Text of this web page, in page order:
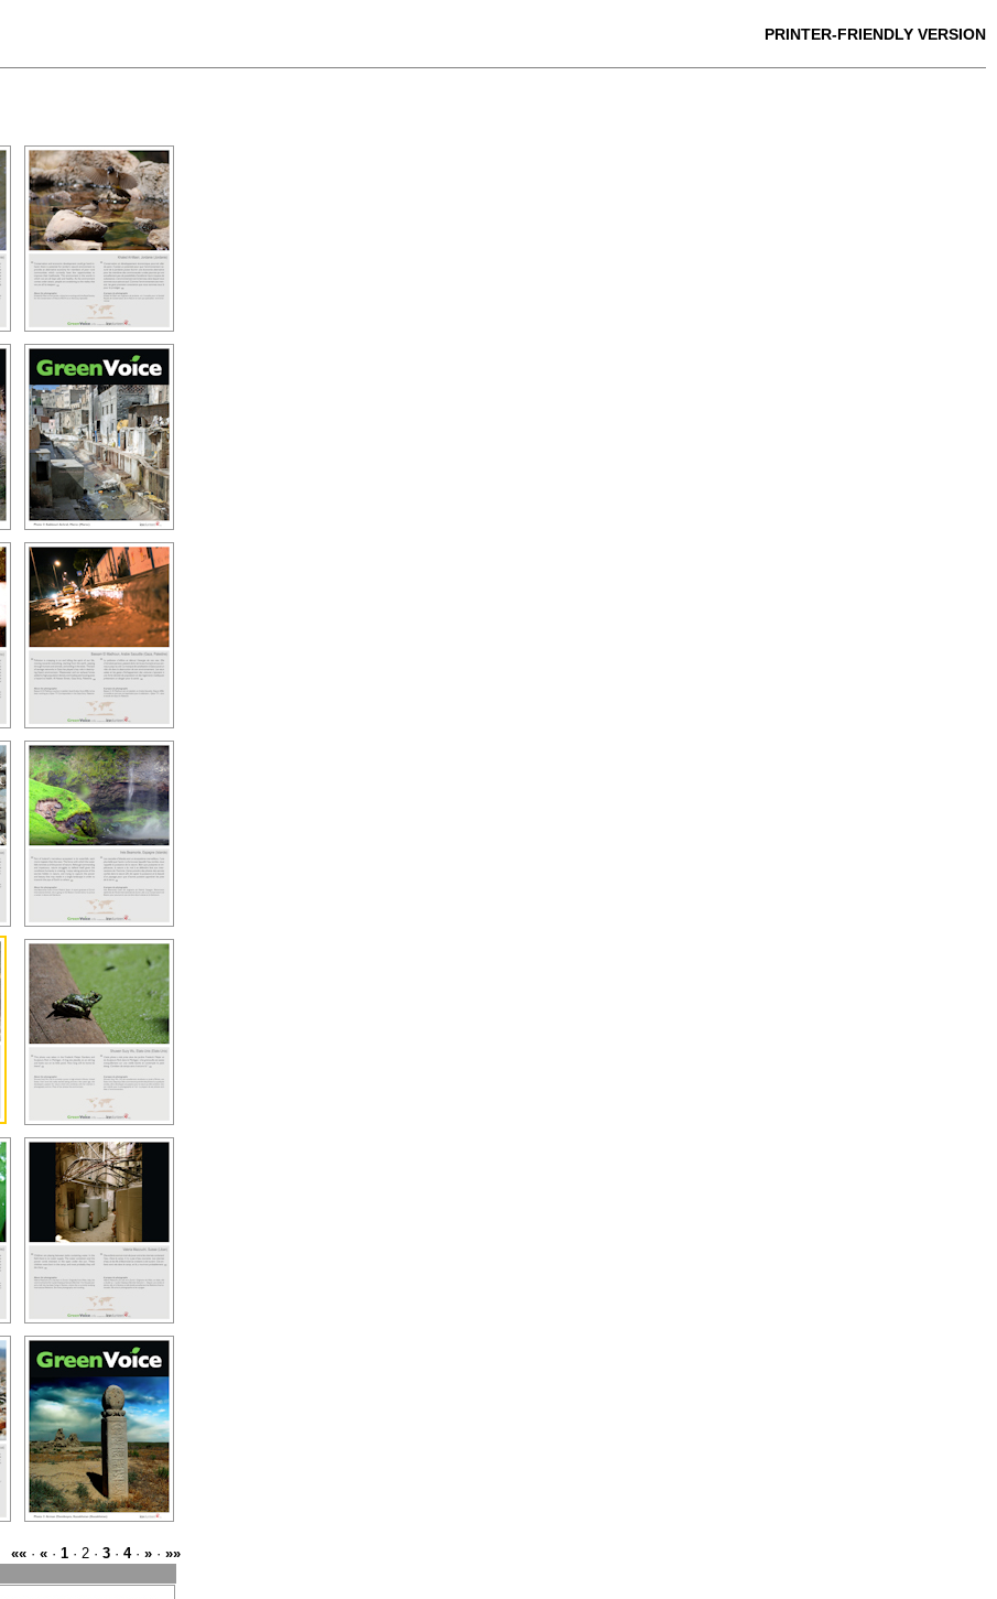
PRINTER-FRIENDLY VERSION
«« · « · 1 · 2 · 3 · 4· » · »»